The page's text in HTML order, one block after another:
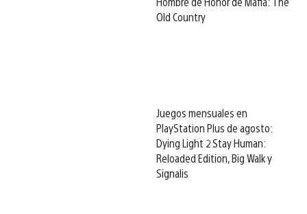
Old Country
Juegos mensuales en
PlayStation Plus de agosto:
Dying Light 2 Stay Human:
Reloaded Edition, Big Walk y
Signalis